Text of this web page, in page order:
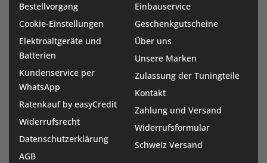
Bestellvorgang
Cookie-Einstellungen
Elektroaltgeräte und
Batterien
Kundenservice per
WhatsApp
Ratenkauf by easyCredit
Widerrufsrecht
Datenschutzerklärung
AGB
Einbauservice
Geschenkgutscheine
Über uns
Unsere Marken
Zulassung der Tuningteile
Kontakt
Zahlung und Versand
Widerrufsformular
Schweiz Versand